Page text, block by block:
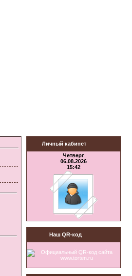
Личный кабинет
Четверг
06.08.2026
15:42
Наш QR-код